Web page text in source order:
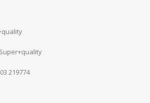
219774